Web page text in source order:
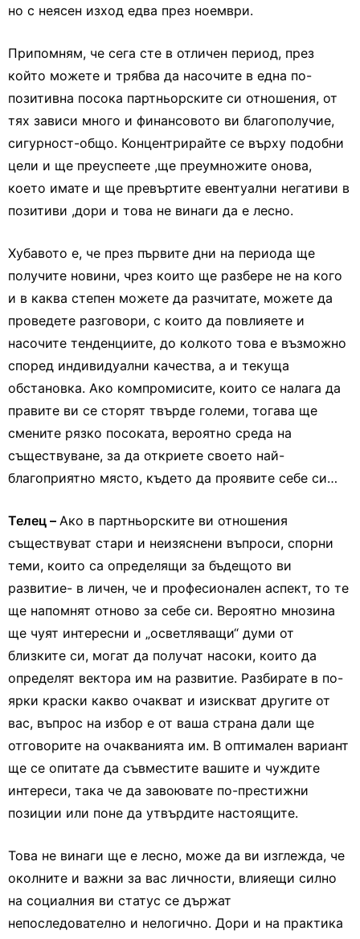
но с неясен изход едва през ноември.
Припомням, че сега сте в отличен период, през
който можете и трябва да насочите в една по-
позитивна посока партньорските си отношения, от
тях зависи много и финансовото ви благополучие,
сигурност-общо. Концентрирайте се върху подобни
цели и ще преуспеете ,ще преумножите онова,
което имате и ще превъртите евентуални негативи в
позитиви ,дори и това не винаги да е лесно.
Хубавото е, че през първите дни на периода ще
получите новини, чрез които ще разбере не на кого
и в каква степен можете да разчитате, можете да
проведете разговори, с които да повлияете и
насочите тенденциите, до колкото това е възможно
според индивидуални качества, а и текуща
обстановка. Ако компромисите, които се налага да
правите ви се сторят твърде големи, тогава ще
смените рязко посоката, вероятно среда на
съществуване, за да откриете своето най-
благоприятно място, където да проявите себе си…
Телец – Ако в партньорските ви отношения
съществуват стари и неизяснени въпроси, спорни
теми, които са определящи за бъдещото ви
развитие- в личен, че и професионален аспект, то те
ще напомнят отново за себе си. Вероятно мнозина
ще чуят интересни и „осветляващи“ думи от
близките си, могат да получат насоки, които да
определят вектора им на развитие. Разбирате в по-
ярки краски какво очакват и изискват другите от
вас, въпрос на избор е от ваша страна дали ще
отговорите на очакванията им. В оптимален вариант
ще се опитате да съвместите вашите и чуждите
интереси, така че да завоювате по-престижни
позиции или поне да утвърдите настоящите.
Това не винаги ще е лесно, може да ви изглежда, че
околните и важни за вас личности, влияещи силно
на социалния ви статус се държат
непоследователно и нелогично. Дори и на практика